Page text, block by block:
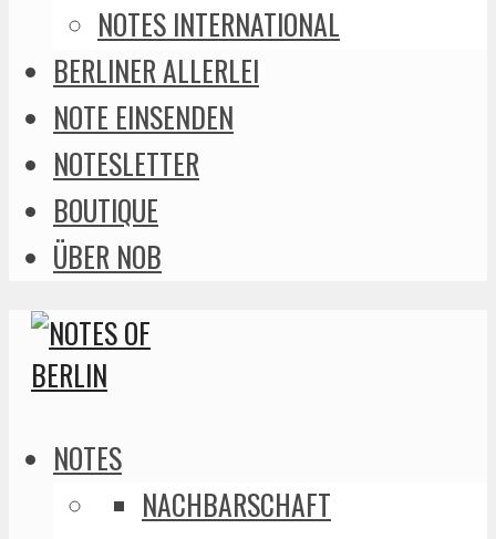
NOTES INTERNATIONAL
BERLINER ALLERLEI
NOTE EINSENDEN
NOTESLETTER
BOUTIQUE
ÜBER NOB
NOTES
NACHBARSCHAFT